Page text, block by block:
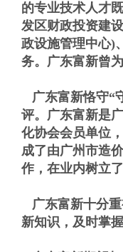
的专业技术人才
发区财政投资建
政设施管理中心)
务。广东富新曾
广东富新恪守“
评。广东富新是
化协会会员单位
成了由广州市造
作，在业内树立
广东富新十分重
新知识，及时掌